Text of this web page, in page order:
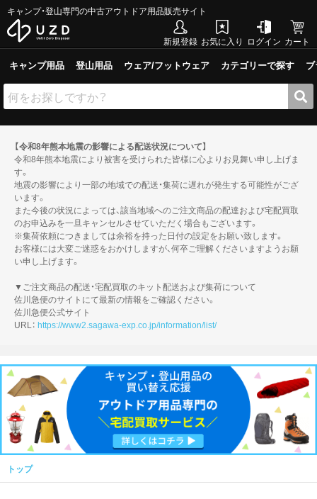
キャンプ・登山専門の中古アウトドア用品販売サイト
新規登録 お気に入り ログイン カート
キャンプ用品 登山用品 ウェア/フットウェア カテゴリーで探す
【令和8年熊本地震の影響による配送状況について】
令和8年熊本地震により被害を受けられた皆様に心よりお見舞い申し上げま
す。
地震の影響により一部の地域での配送・集荷に遅れが発生する可能性がござ
います。
また今後の状況によっては、該当地域へのご注文商品の配達および宅配買取
のお申込みを一旦キャンセルさせていただく場合もございます。
※集荷依頼につきましては余裕を持った日付の設定をお願い致します。
お客様には大変ご迷惑をおかけしますが、何卒ご理解くださいますようお願
い申し上げます。
▼ご注文商品の配送・宅配買取のキット配送および集荷について
佐川急便のサイトにて最新の情報をご確認ください。
佐川急便公式サイト
URL： https://www2.sagawa-exp.co.jp/information/list/
トップ